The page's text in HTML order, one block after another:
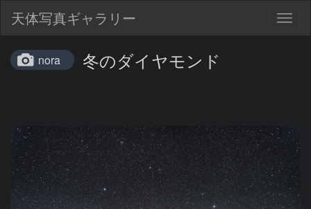
天体写真ギャラリー
nora 冬のダイヤモンド